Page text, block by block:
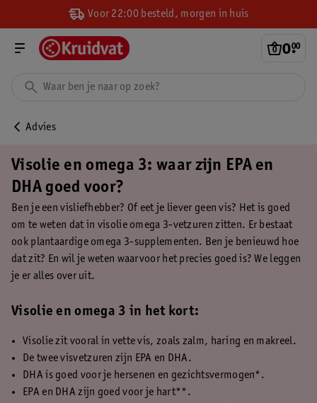
Voor 22:00 besteld, morgen in huis
0.
00
Advies
Visolie en omega 3: waar zijn EPA en
DHA goed voor?
Ben je een visliefhebber? Of eet je liever geen vis? Het is goed
om te weten dat in visolie omega 3-vetzuren zitten. Er bestaat
ook plantaardige omega 3-supplementen. Ben je benieuwd hoe
dat zit? En wil je weten waarvoor het precies goed is? We leggen
je er alles over uit.
Visolie en omega 3 in het kort:
Visolie zit vooral in vette vis, zoals zalm, haring en makreel.
De twee visvetzuren zijn EPA en DHA.
DHA is goed voor je hersenen en gezichtsvermogen*.
EPA en DHA zijn goed voor je hart**.